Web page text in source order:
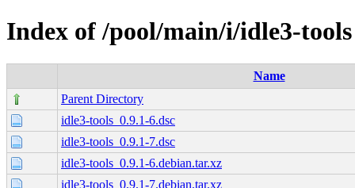
Index of /pool/main/i/idle3-tools
Name
Parent Directory
idle3-tools_0.9.1-6.dsc
idle3-tools_0.9.1-7.dsc
idle3-tools_0.9.1-6.debian.tar.xz
idle3-tools_0.9.1-7.debian.tar.xz